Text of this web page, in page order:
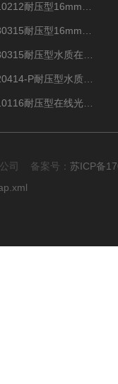
司 备案号： 苏ICP备